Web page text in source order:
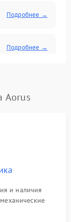
Подробнее →
Подробнее →
Подробнее →
Aorus
и наличия
вывода